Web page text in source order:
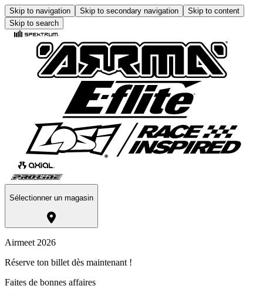
Skip to navigation Skip to secondary navigation
Skip to content
Skip to search
Sélectionner un magasin
Airmeet 2026
Réserve ton billet dès maintenant !
Faites de bonnes affaires